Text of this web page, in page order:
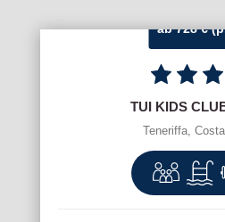
ab 728 €
TUI KIDS
Teneriffa,